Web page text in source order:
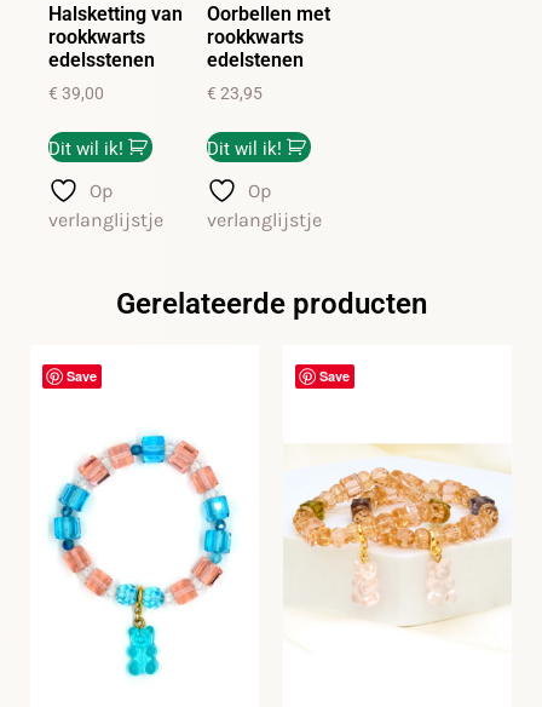
Halsketting van
rookkwarts
edelsstenen
€ 39,00
Dit wil ik!
Op
verlanglijstje
Oorbellen met
rookkwarts
edelstenen
€ 23,95
Dit wil ik!
Op
verlanglijstje
Gerelateerde producten
Save Save